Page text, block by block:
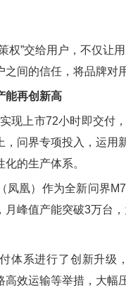
”交给用户，不仅让用
间的信任，将品牌对
能再创新高
上市72小时即交付，
，问界专项投入，运用
的生产体系。
凰）作为全新问界M7
峰值产能突破3万台
系进行了创新升级，
高效运输等举措，大幅